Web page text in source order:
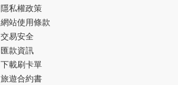
隱私權政策
網站使用條款
交易安全
匯款資訊
下載刷卡單
旅遊合約書